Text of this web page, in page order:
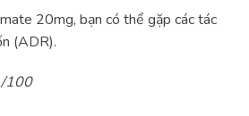
20mg, bạn có thể gặp các tác
(ADR).
100